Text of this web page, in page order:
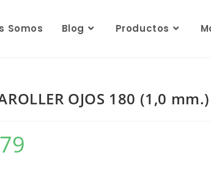
Somos Blog Productos
OJOS 180 (1,0